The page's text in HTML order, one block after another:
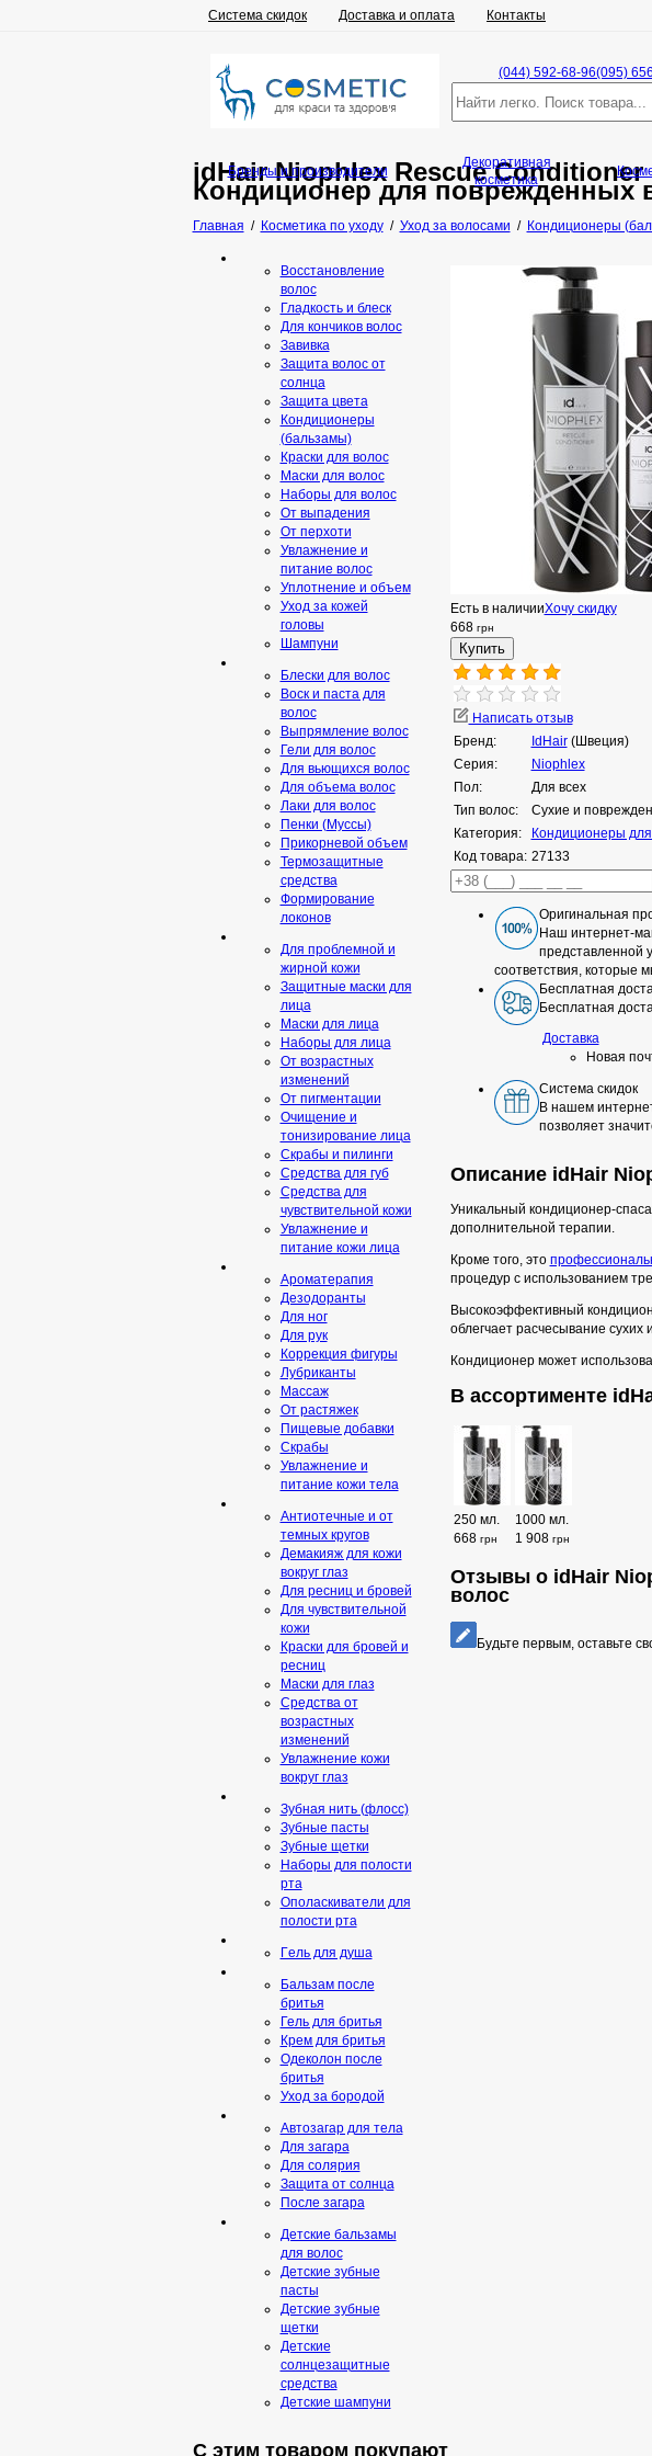
Система скидок Доставка и оплата Контакты
(044) 592-68-96(095)
idHair Niophlex Rescue Conditioner
Кондиционер для поврежденных
Главная / Косметика по уходу/ Уход за волосами / Кондиционеры
Хочу скидку
Есть в наличии
668 грн
Написать отзыв
Бренд:
IdHair(Швеция)
Серия:
Niophlex
Пол:
Для всех
Тип волос:
Сухие и
Категория:
Кондиционеры
Код товара: 27133
Оригинальная
Наш интернет-
представленной
соответствия, которые
Бесплатная
Бесплатная
Доставка
Новая
Система скидок
В нашем
позволяет
Описание idHair
Уникальный кондиционер-
дополнительной терапии.
Кроме того, это
процедур с использованием
Высокоэффективный
облегчает расчесывание
Кондиционер может
В ассортименте
250 мл.
668 грн
1000 мл.
1 908 грн
Отзывы о idHair
волос
Будьте первым, оставьте
Бренды и производители
Декоративная
косметика
Восстановление
волос
Гладкость и блеск
Для кончиков волос
Завивка
Защита волос от
солнца
Защита цвета
Кондиционеры
(бальзамы)
Краски для волос
Маски для волос
Наборы для волос
От выпадения
От перхоти
Увлажнение и
питание волос
Уплотнение и объем
Уход за кожей
головы
Шампуни
Блески для волос
Воск и паста для
волос
Выпрямление волос
Гели для волос
Для вьющихся волос
Для объема волос
Лаки для волос
Пенки (Муссы)
Прикорневой объем
Термозащитные
средства
Формирование
локонов
Для проблемной и
жирной кожи
Защитные маски для
лица
Маски для лица
Наборы для лица
От возрастных
изменений
От пигментации
Очищение и
тонизирование лица
Скрабы и пилинги
Средcтва для губ
Средства для
чувствительной кожи
Увлажнение и
питание кожи лица
Ароматерапия
Дезодоранты
Для ног
Для рук
Коррекция фигуры
Лубриканты
Массаж
От растяжек
Пищевые добавки
Скрaбы
Увлажнение и
питание кожи тела
Антиотечные и от
темных кругов
Демакияж для кожи
вокруг глаз
Для ресниц и бровей
Для чувствительной
кожи
Краски для бровей и
ресниц
Маски для глаз
Средства от
возрастных
изменений
Увлажнение кожи
вокруг глаз
Зубная нить (флосс)
Зубные пасты
Зубные щетки
Наборы для полости
рта
Ополаскиватели для
полости рта
Гeль для душа
Бальзам после
бритья
Гель для бритья
Крем для бритья
Одеколон после
бритья
Уход за бородой
Автозагар для тела
Для загара
Для солярия
Защита от солнца
После загара
Детские бальзамы
для волос
Детские зубные
пасты
Детские зубные
щетки
Детские
солнцезащитные
средства
Детские шампуни
С этим товаром покупают